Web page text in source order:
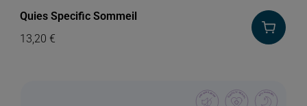
Quies Specific Sommeil
13,20€